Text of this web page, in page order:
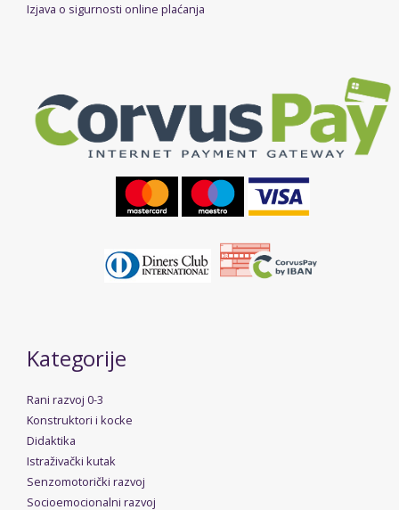
Izjava o sigurnosti online plaćanja
Kategorije
Rani razvoj 0-3
Konstruktori i kocke
Didaktika
Istraživački kutak
Senzomotorički razvoj
Socioemocionalni razvoj